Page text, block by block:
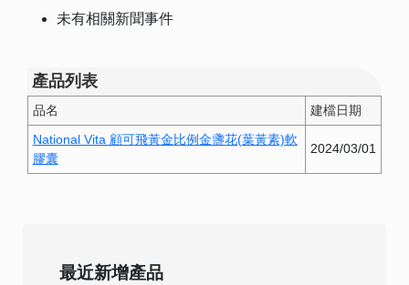
未有相關新聞事件
產品列表
品名
建檔日期
National Vita 顧可飛黃金比例金盞花(葉黃素)軟
膠囊
2024/03/01
最近新增產品